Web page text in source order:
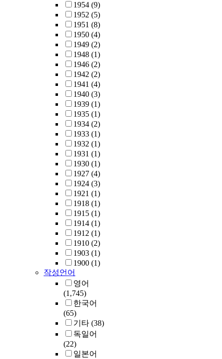
1954 (9)
1952 (5)
1951 (8)
1950 (4)
1949 (2)
1948 (1)
1946 (2)
1942 (2)
1941 (4)
1940 (3)
1939 (1)
1935 (1)
1934 (2)
1933 (1)
1932 (1)
1931 (1)
1930 (1)
1927 (4)
1924 (3)
1921 (1)
1918 (1)
1915 (1)
1914 (1)
1912 (1)
1910 (2)
1903 (1)
1900 (1)
작성언어
영어
(1,745)
한국어
(65)
기타 (38)
독일어
(22)
일본어